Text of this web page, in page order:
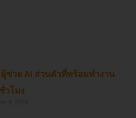
ผู้ช่วย AI ส่วนตัวที่พร้อมทำงาน
วโมง